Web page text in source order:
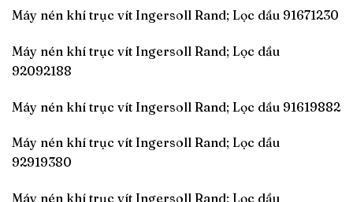
Máy nén khí trục vít Ingersoll Rand; Lọc dầu 91671230
Máy nén khí trục vít Ingersoll Rand; Lọc dầu
92092188
Máy nén khí trục vít Ingersoll Rand; Lọc dầu 91619882
Máy nén khí trục vít Ingersoll Rand; Lọc dầu
92919380
Máy nén khí trục vít Ingersoll Rand; Lọc dầu